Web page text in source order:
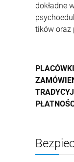
dokładne
tików oraz